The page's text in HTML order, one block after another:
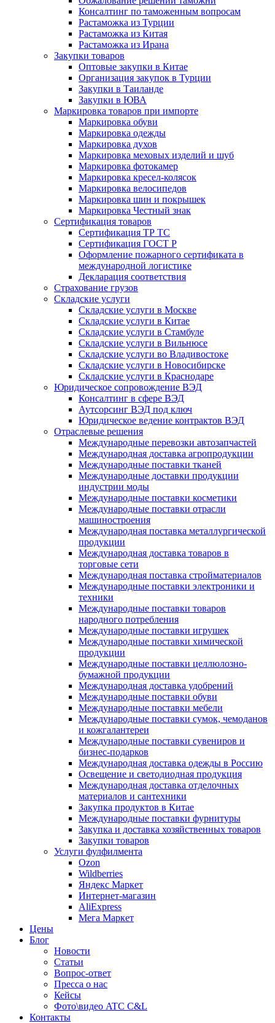
Консалтинг по таможенным вопросам
Растаможка из Турции
Растаможка из Китая
Растаможка из Ирана
Закупки товаров
Оптовые закупки в Китае
Организация закупок в Турции
Закупки в Таиланде
Закупки в ЮВА
Маркировка товаров при импорте
Маркировка обуви
Маркировка одежды
Маркировка духов
Маркировка меховых изделий и шуб
Маркировка фотокамер
Маркировка кресел-колясок
Маркировка велосипедов
Маркировка шин и покрышек
Маркировка Честный знак
Сертификация товаров
Сертификация ТР ТС
Сертификация ГОСТ Р
Оформление пожарного сертификата в
международной логистике
Декларация соответствия
Страхование грузов
Складские услуги
Складские услуги в Москве
Складские услуги в Китае
Складские услуги в Стамбуле
Складские услуги в Вильнюсе
Складские услуги во Владивостоке
Складские услуги в Новосибирске
Складские услуги в Краснодаре
Юридическое сопровождение ВЭД
Консалтинг в сфере ВЭД
Аутсорсинг ВЭД под ключ
Юридическое ведение контрактов ВЭД
Отраслевые решения
Международные перевозки автозапчастей
Международная доставка агропродукции
Международные поставки тканей
Международные доставки продукции
индустрии моды
Международные поставки косметики
Международные поставки отрасли
машиностроения
Международная поставка металлургической
продукции
Международная доставка товаров в
торговые сети
Международная поставка стройматериалов
Международные поставки электроники и
техники
Международные поставки товаров
народного потребления
Международные поставки игрушек
Международные поставки химической
продукции
Международные поставки целлюлозно-
бумажной продукции
Международная доставка удобрений
Международные поставки обуви
Международные поставки мебели
Международные поставки сумок, чемоданов
и кожгалантереи
Международные поставки сувениров и
бизнес-подарков
Международная доставка одежды в Россию
Освещение и светодиодная продукция
Международная доставка отделочных
материалов и сантехники
Закупка продуктов в Китае
Международные поставки фурнитуры
Закупка и доставка хозяйственных товаров
Закупки товаров
Услуги фулфилмента
Ozon
Wildberries
Яндекс Маркет
Интернет-магазин
AliExpress
Мега Маркет
Цены
Блог
Новости
Статьи
Вопрос-ответ
Пресса о нас
Кейсы
Фото\видео ATC C&L
Контакты